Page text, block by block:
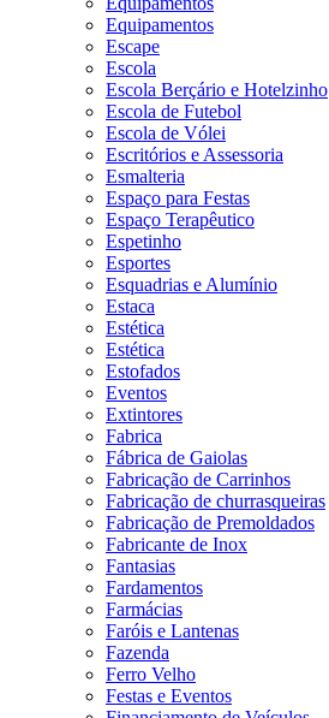
Equipamentos
Escape
Escola
Escola Berçário e Hotelzinho
Escola de Futebol
Escola de Vólei
Escritórios e Assessoria
Esmalteria
Espaço para Festas
Espaço Terapêutico
Espetinho
Esportes
Esquadrias e Alumínio
Estaca
Estética
Estética
Estofados
Eventos
Extintores
Fabrica
Fábrica de Gaiolas
Fabricação de Carrinhos
Fabricação de churrasqueiras
Fabricação de Premoldados
Fabricante de Inox
Fantasias
Fardamentos
Farmácias
Faróis e Lantenas
Fazenda
Ferro Velho
Festas e Eventos